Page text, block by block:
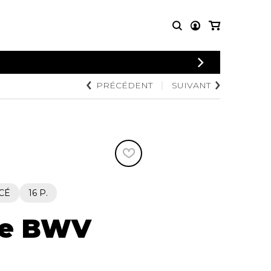
CONNEXION
PARTITIONS
POUR
Quatuor de saxophones
AUTRES
PRODUITS
Disques compacts et
DVDs
PRÉCÉDENT SUIVANT
16 P.
BWV